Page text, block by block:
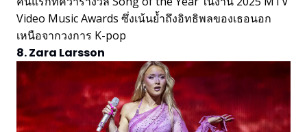
Video Music Awards ซึ่งเน้นย้ำถึงอิทธิพลของเธอนอก
เหนือจากวงการ K-pop
8. Zara Larsson